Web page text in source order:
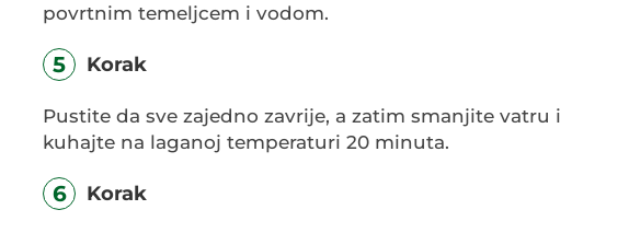
povrtnim temeljcem i vodom.
5 Korak
Pustite da sve zajedno zavrije, a zatim smanjite vatru i
kuhajte na laganoj temperaturi 20 minuta.
6 Korak